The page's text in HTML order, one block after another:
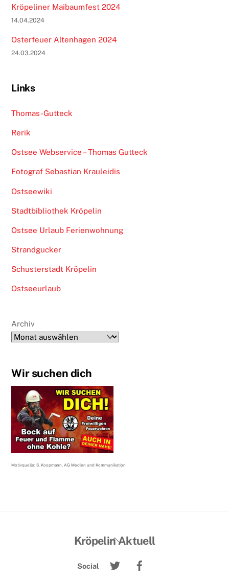
Kröpeliner Maibaumfest 2024
14.04.2024
Osterfeuer Altenhagen 2024
24.03.2024
Links
Thomas-Gutteck
Rerik
Ostsee Webservice – Thomas Gutteck
Fotograf Sebastian Krauleidis
Ostseewiki
Stadtbibliothek Kröpelin
Ostsee Urlaub Ferienwohnung
Strandgucker
Schusterstadt Kröpelin
Ostseeurlaub
Archiv
Wir suchen dich
Motivquelle: S. Koopmann, AG Medien und Kommunikation
Back
Top
Kröpelin Aktuell
Social
Twitter